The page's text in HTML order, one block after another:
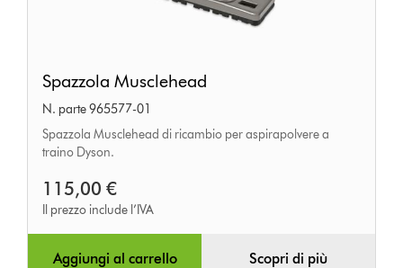
Musclehead
Spazzola Musclehead
N. parte 965577-01
Spazzola Musclehead di ricambio per aspirapolvere a
traino Dyson.
115,00 €
Il prezzo include l’IVA
Aggiungi al carrello Scopri di più